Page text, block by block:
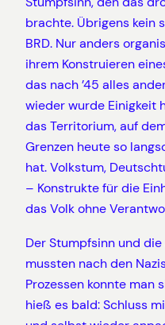
brachte. Übrigens kein
BRD. Nur anders
ihrem Konstruieren
das nach ’45 alles
wieder wurde Einigkeit
das Territorium, auf
Grenzen heute so
hat. Volkstum,
– Konstrukte für die
das Volk ohne
Der Stumpfsinn und
mussten nach den
Prozessen konnte man
hieß es bald: Schluss